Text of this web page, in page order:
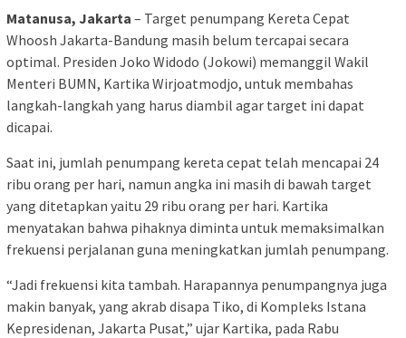
Matanusa, Jakarta – Target penumpang Kereta Cepat
Whoosh Jakarta-Bandung masih belum tercapai secara
optimal. Presiden Joko Widodo (Jokowi) memanggil Wakil
Menteri BUMN, Kartika Wirjoatmodjo, untuk membahas
langkah-langkah yang harus diambil agar target ini dapat
dicapai.
Saat ini, jumlah penumpang kereta cepat telah mencapai 24
ribu orang per hari, namun angka ini masih di bawah target
yang ditetapkan yaitu 29 ribu orang per hari. Kartika
menyatakan bahwa pihaknya diminta untuk memaksimalkan
frekuensi perjalanan guna meningkatkan jumlah penumpang.
“Jadi frekuensi kita tambah. Harapannya penumpangnya juga
makin banyak, yang akrab disapa Tiko, di Kompleks Istana
Kepresidenan, Jakarta Pusat,” ujar Kartika, pada Rabu